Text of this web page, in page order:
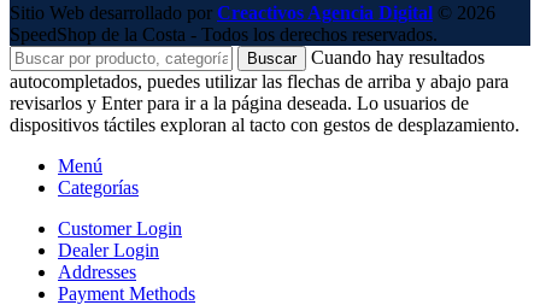
Sitio Web desarrollado por Creactivos Agencia Digital © 2026
SpeedShop de la Costa - Todos los derechos reservados.
Buscar
Cuando hay resultados
autocompletados, puedes utilizar las flechas de arriba y abajo para
revisarlos y Enter para ir a la página deseada. Lo usuarios de
dispositivos táctiles exploran al tacto con gestos de desplazamiento.
Menú
Categorías
Customer Login
Dealer Login
Addresses
Payment Methods